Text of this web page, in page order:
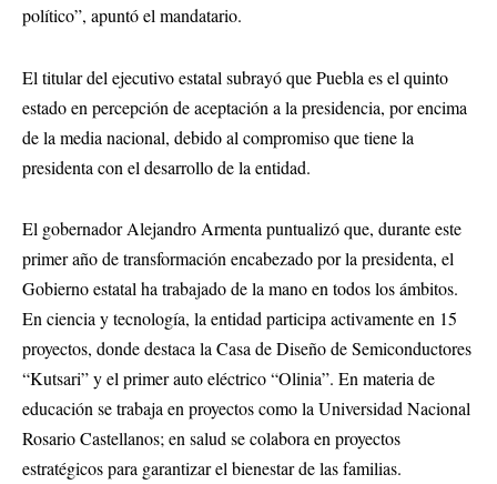
político”, apuntó el mandatario.
El titular del ejecutivo estatal subrayó que Puebla es el quinto
estado en percepción de aceptación a la presidencia, por encima
de la media nacional, debido al compromiso que tiene la
presidenta con el desarrollo de la entidad.
El gobernador Alejandro Armenta puntualizó que, durante este
primer año de transformación encabezado por la presidenta, el
Gobierno estatal ha trabajado de la mano en todos los ámbitos.
En ciencia y tecnología, la entidad participa activamente en 15
proyectos, donde destaca la Casa de Diseño de Semiconductores
“Kutsari” y el primer auto eléctrico “Olinia”. En materia de
educación se trabaja en proyectos como la Universidad Nacional
Rosario Castellanos; en salud se colabora en proyectos
estratégicos para garantizar el bienestar de las familias.